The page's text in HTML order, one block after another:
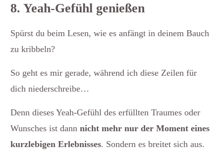
8. Yeah-Gefühl genießen
Spürst du beim Lesen, wie es anfängt in deinem Bauch
zu kribbeln?
So geht es mir gerade, während ich diese Zeilen für
dich niederschreibe…
Denn dieses Yeah-Gefühl des erfüllten Traumes oder
Wunsches ist dann nicht mehr nur der Moment eines
kurzlebigen Erlebnisses. Sondern es breitet sich aus.